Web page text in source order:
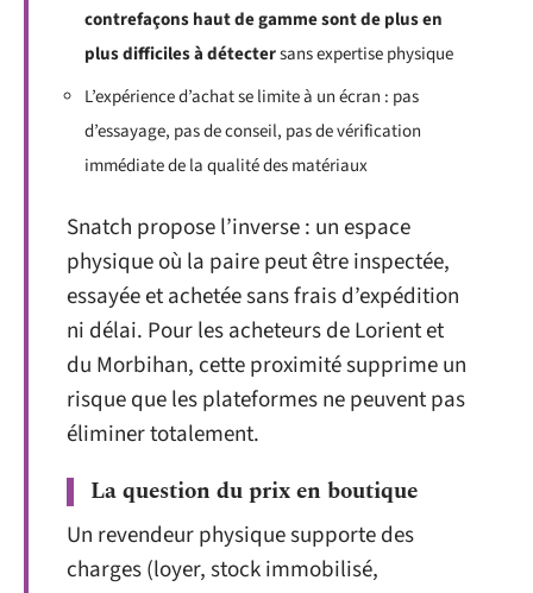
contrefaçons haut de gamme sont de plus en
plus difficiles à détectersans expertise physique
L’expérience d’achat se limite à un écran : pas
d’essayage, pas de conseil, pas de vérification
immédiate de la qualité des matériaux
Snatch propose l’inverse : un espace
physique où la paire peut être inspectée,
essayée et achetée sans frais d’expédition
ni délai. Pour les acheteurs de Lorient et
du Morbihan, cette proximité supprime un
risque que les plateformes ne peuvent pas
éliminer totalement.
La question du prix en boutique
Un revendeur physique supporte des
charges (loyer, stock immobilisé,